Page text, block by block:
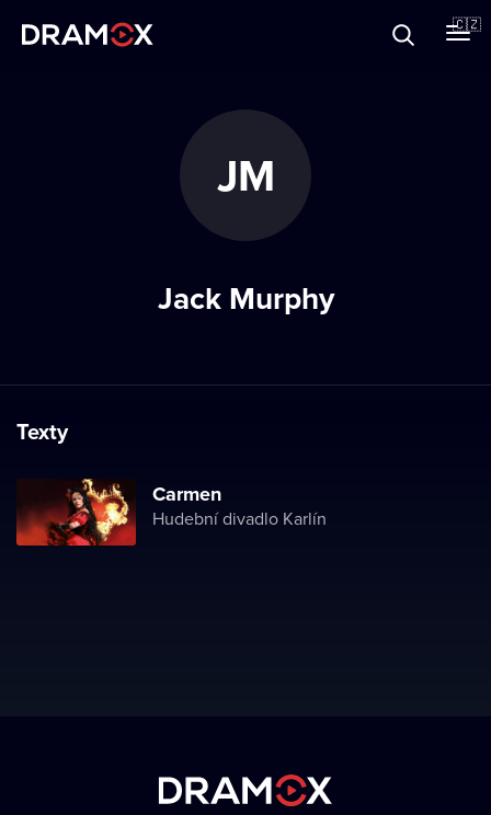
🇨🇿
JM
Jack Murphy
Texty
Carmen
Hudební divadlo Karlín